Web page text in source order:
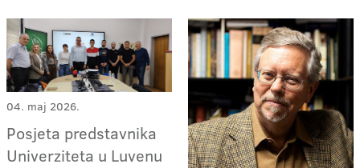
04. maj 2026.
Posjeta predstavnika
Univerziteta u Luvenu